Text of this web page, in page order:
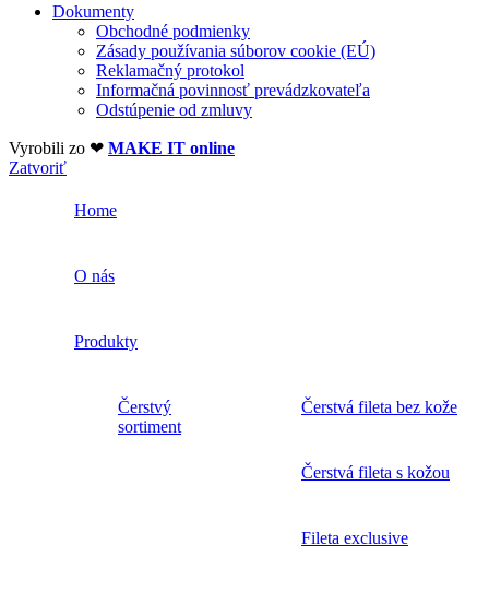
Dokumenty
Obchodné podmienky
Zásady používania súborov cookie (EÚ)
Reklamačný protokol
Informačná povinnosť prevádzkovateľa
Odstúpenie od zmluvy
Vyrobili zo ❤ MAKE IT online
Zatvoriť
Home
O nás
Produkty
Čerstvý
sortiment
Čerstvá fileta bez kože
Čerstvá fileta s kožou
Fileta exclusive